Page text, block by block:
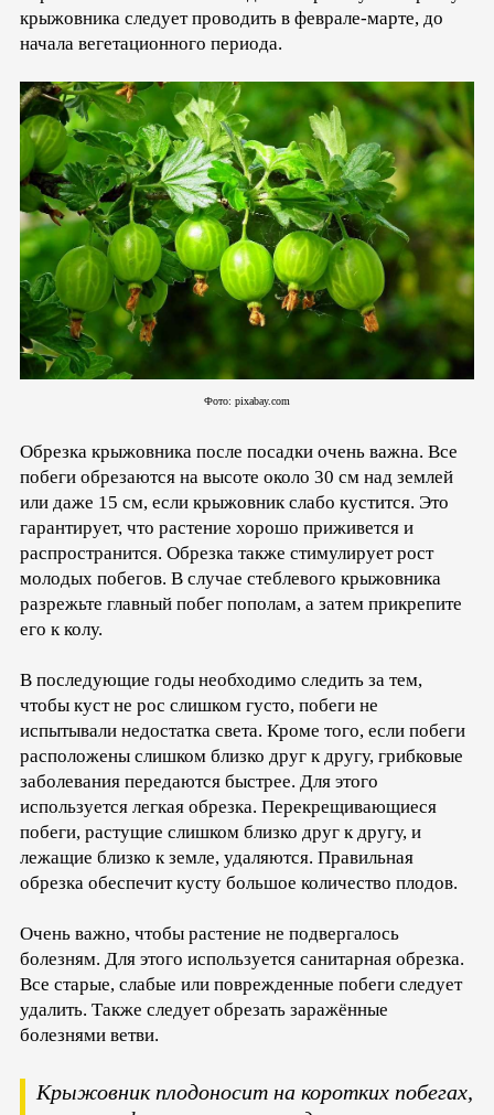
крыжовника следует проводить в феврале-марте, до
начала вегетационного периода.
Фото: pixabay.com
Обрезка крыжовника после посадки очень важна. Все
побеги обрезаются на высоте около 30 см над землей
или даже 15 см, если крыжовник слабо кустится. Это
гарантирует, что растение хорошо приживется и
распространится. Обрезка также стимулирует рост
молодых побегов. В случае стеблевого крыжовника
разрежьте главный побег пополам, а затем прикрепите
его к колу.
В последующие годы необходимо следить за тем,
чтобы куст не рос слишком густо, побеги не
испытывали недостатка света. Кроме того, если побеги
расположены слишком близко друг к другу, грибковые
заболевания передаются быстрее. Для этого
используется легкая обрезка. Перекрещивающиеся
побеги, растущие слишком близко друг к другу, и
лежащие близко к земле, удаляются. Правильная
обрезка обеспечит кусту большое количество плодов.
Очень важно, чтобы растение не подвергалось
болезням. Для этого используется санитарная обрезка.
Все старые, слабые или поврежденные побеги следует
удалить. Также следует обрезать заражённые
болезнями ветви.
Крыжовник плодоносит на коротких побегах,